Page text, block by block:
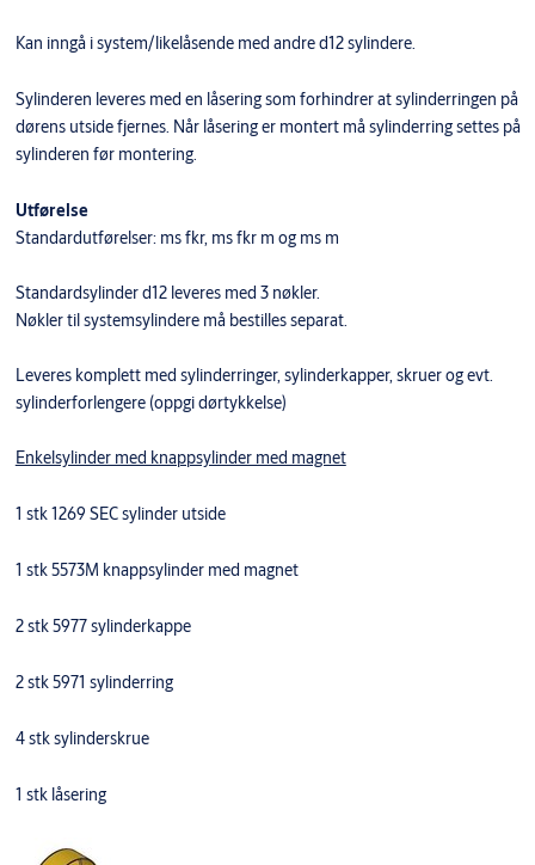
​Kan inngå i system/likelåsende med andre d12 sylindere.
Sylinderen leveres med en låsering som forhindrer at sylinderringen på
dørens utside fjernes. Når låsering er montert må sylinderring settes på
sylinderen før montering.
Utførelse
Standardutførelser: ms fkr, ms fkr m og ms m
Standardsylinder d12 leveres med 3 nøkler.
Nøkler til systemsylindere må bestilles separat.
Leveres komplett med sylinderringer, sylinderkapper, skruer og evt.
sylinderforlengere (oppgi dørtykkelse)
Enkelsylinder med knappsylinder med magnet
1 stk 1269 SEC sylinder utside
1 stk 5573M knappsylinder med magnet
2 stk 5977 sylinderkappe
2 stk 5971 sylinderring
4 stk sylinderskrue
1 stk låsering